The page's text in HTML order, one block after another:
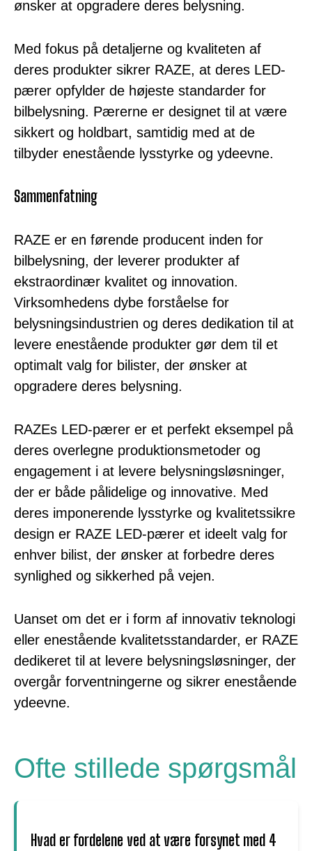
ønsker at opgradere deres belysning.
Med fokus på detaljerne og kvaliteten af
deres produkter sikrer RAZE, at deres LED-
pærer opfylder de højeste standarder for
bilbelysning. Pærerne er designet til at være
sikkert og holdbart, samtidig med at de
tilbyder enestående lysstyrke og ydeevne.
Sammenfatning
RAZE er en førende producent inden for
bilbelysning, der leverer produkter af
ekstraordinær kvalitet og innovation.
Virksomhedens dybe forståelse for
belysningsindustrien og deres dedikation til at
levere enestående produkter gør dem til et
optimalt valg for bilister, der ønsker at
opgradere deres belysning.
RAZEs LED-pærer er et perfekt eksempel på
deres overlegne produktionsmetoder og
engagement i at levere belysningsløsninger,
der er både pålidelige og innovative. Med
deres imponerende lysstyrke og kvalitetssikre
design er RAZE LED-pærer et ideelt valg for
enhver bilist, der ønsker at forbedre deres
synlighed og sikkerhed på vejen.
Uanset om det er i form af innovativ teknologi
eller enestående kvalitetsstandarder, er RAZE
dedikeret til at levere belysningsløsninger, der
overgår forventningerne og sikrer enestående
ydeevne.
Ofte stillede spørgsmål
Hvad er fordelene ved at være forsynet med 4